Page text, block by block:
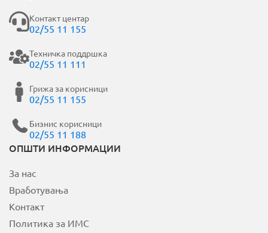
Контакт центар
02/55 11 155
Техничка поддршка
02/55 11 111
Грижа за корисници
02/55 11 155
Бизнис корисници
02/55 11 188
ОПШТИ ИНФОРМАЦИИ
За нас
Вработувања
Контакт
Политика за ИМС